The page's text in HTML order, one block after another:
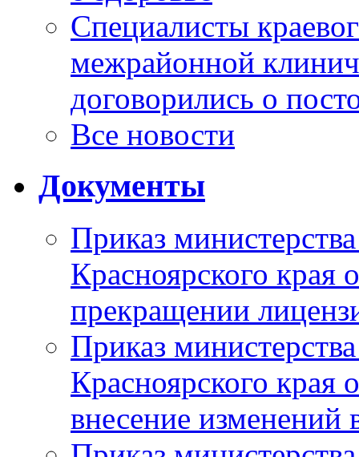
Специалисты
межрайонной
договорились о
Все новости
Документы
Приказ
Красноярского
прекращении
Приказ
Красноярского
внесение изменений